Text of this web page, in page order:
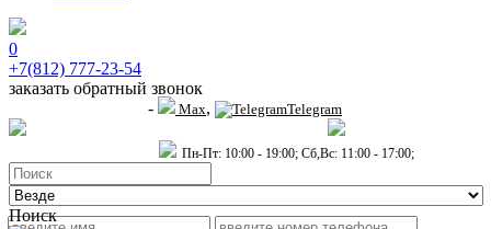
0
+7(812) 777-23-54
заказать обратный звонок
- Max, Telegram
Пн-Пт: 10:00 - 19:00; Сб,Вс: 11:00 - 17:00;
Поиск